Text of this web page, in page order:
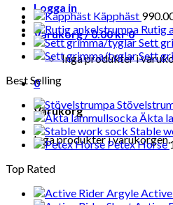
Logga in
Varukorg /0.00kr0
Inga produkter i
0
Varukorg
Inga produkter i varukorgen.
Käpphäst
Rutig
Sett
Sett
Best Selling
Äkta
Stable
Petex Horse
Top Rated